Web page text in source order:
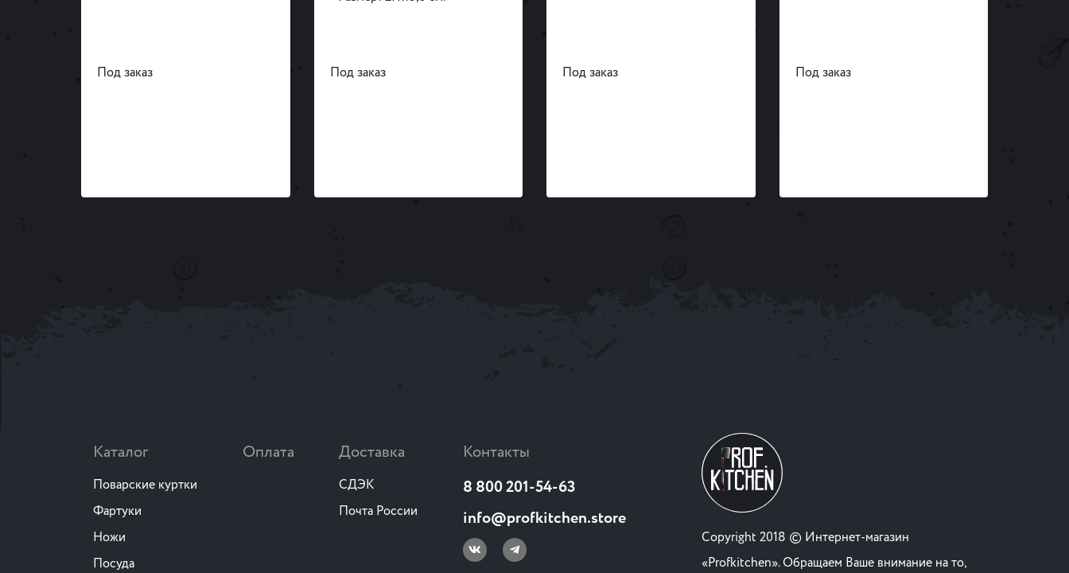
Под заказ Под заказ Под заказ Под заказ
Каталог
Поварские куртки
Фартуки
Ножи
Посуда
Оплата Доставка
СДЭК
Почта России
Контакты
8 800 201-54-63
info@profkitchen.store
Copyright 2018 © Интернет-магазин
«Profkitchen». Обращаем Ваше внимание на то,